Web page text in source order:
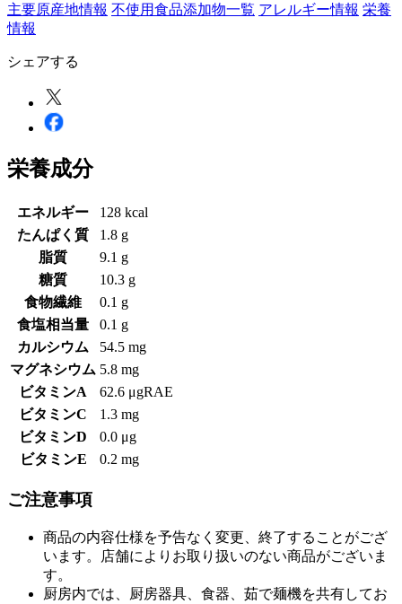
主要原産地情報 不使用食品添加物一覧 アレルギー情報 栄養
情報
シェアする
栄養成分
エネルギー
128 kcal
たんぱく質
1.8 g
脂質
9.1 g
糖質
10.3 g
食物繊維
0.1 g
食塩相当量
0.1 g
カルシウム
54.5 mg
マグネシウム 5.8 mg
ビタミンA
62.6 μgRAE
ビタミンC
1.3 mg
ビタミンD
0.0 μg
ビタミンE
0.2 mg
ご注意事項
商品の内容仕様を予告なく変更、終了することがござ
います。店舗によりお取り扱いのない商品がございま
す。
厨房内では、厨房器具、食器、茹で麺機を共有してお